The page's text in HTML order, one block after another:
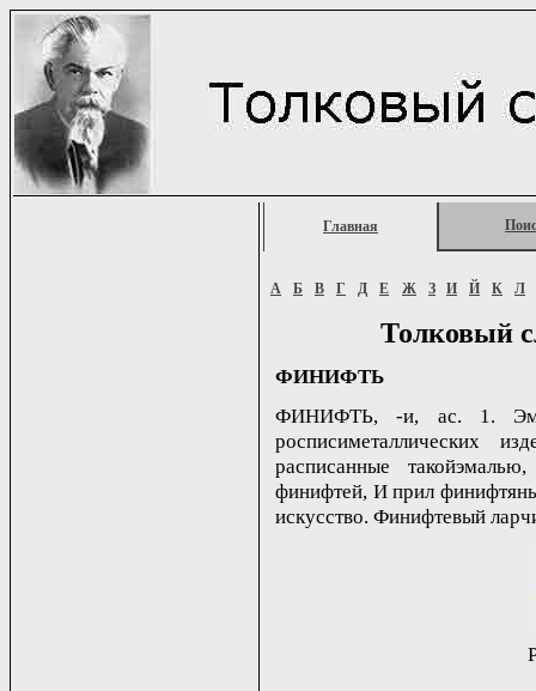
Главная
А Б В Г Д Е Ж З И Й К Л
Толковый
ФИНИФТЬ
ФИНИФТЬ, -и, ас. 1.
росписиметаллических
расписанные
финифтей, И прил
искусство. Финифтевый